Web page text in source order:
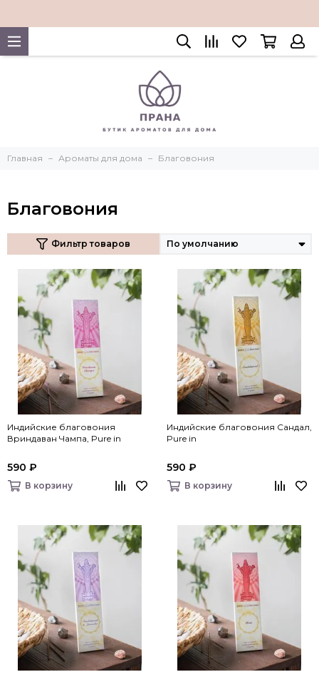
Главная Ароматы для дома Благовония
Благовония
Фильтр товаров
Индийские благовония
Вриндаван Чампа, Pure in
590 ₽
В корзину
Индийские благовония Сандал,
Pure in
590 ₽
В корзину